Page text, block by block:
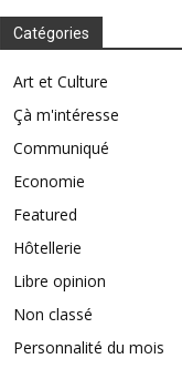
Catégories
Art et Culture
Çà m'intéresse
Communiqué
Economie
Featured
Hôtellerie
Libre opinion
Non classé
Personnalité du mois